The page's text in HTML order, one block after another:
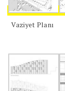
Vaziyet Planı